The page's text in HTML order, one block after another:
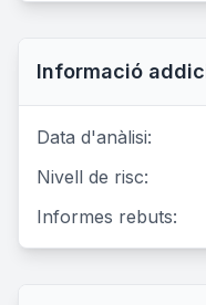
Informació
Data d'anàlisi:
Nivell de risc:
Informes rebuts: